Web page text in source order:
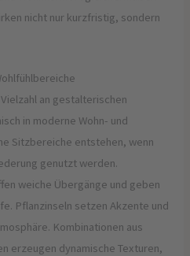
nicht nur kurzfristig, sondern
an gestalterischen
in moderne Wohn- und
Sitzbereiche entstehen, wenn
genutzt werden.
weiche Übergänge und geben
Pflanzinseln setzen Akzente und
Kombinationen aus
erzeugen dynamische Texturen,